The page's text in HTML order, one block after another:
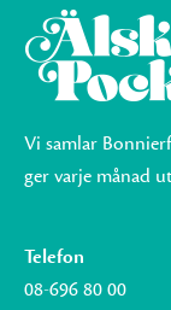
Vi samlar
ger varje månad
Telefon
08-696 80 00